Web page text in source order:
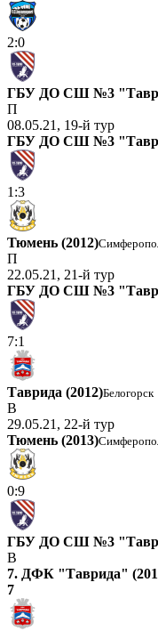
2:0
ГБУ ДО СШ №3
П
08.05.21, 19-й тур
ГБУ ДО СШ №3
1:3
Тюмень (2012)
П
22.05.21, 21-й тур
ГБУ ДО СШ №3
7:1
Таврида (2012)Белогорск
В
29.05.21, 22-й тур
Тюмень (2013)
0:9
ГБУ ДО СШ №3
В
7. ДФК "Таврида"
7